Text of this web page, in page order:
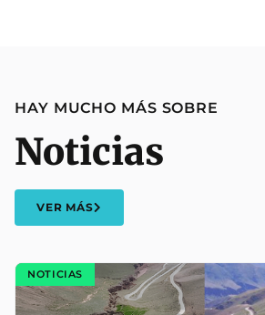
HAY MUCHO MÁS SOBRE
Noticias
VER MÁS
NOTICIAS